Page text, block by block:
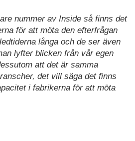
nummer av Inside så finns det
för att möta den efterfrågan
långa och de ser även
lyfter blicken från vår egen
att det är samma
det vill säga det finns
i fabrikerna för att möta